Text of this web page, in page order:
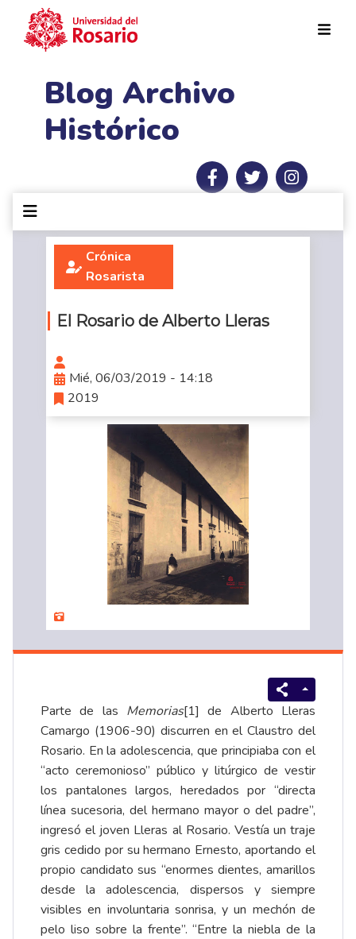
Blog Archivo
Histórico
Crónica
Rosarista
El Rosario de Alberto Lleras
Mié, 06/03/2019 - 14:18
2019
Parte de las Memorias[1] de Alberto Lleras
Camargo (1906-90) discurren en el Claustro del
Rosario. En la adolescencia, que principiaba con el
“acto ceremonioso” público y litúrgico de vestir
los pantalones largos, heredados por “directa
línea sucesoria, del hermano mayor o del padre”,
ingresó el joven Lleras al Rosario. Vestía un traje
gris cedido por su hermano Ernesto, aportando el
propio candidato sus “enormes dientes, amarillos
desde la adolescencia, dispersos y siempre
visibles en involuntaria sonrisa, y un mechón de
pelo liso sobre la frente”. “Entre la niebla de la